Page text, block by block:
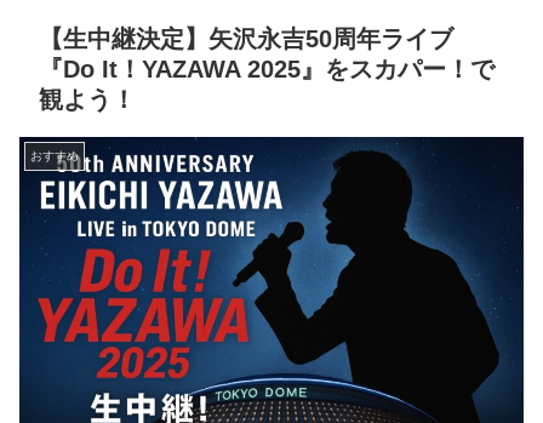
【生中継決定】矢沢永吉50周年ライブ
『Do It！YAZAWA 2025』をスカパー！で
観よう！
おすすめ